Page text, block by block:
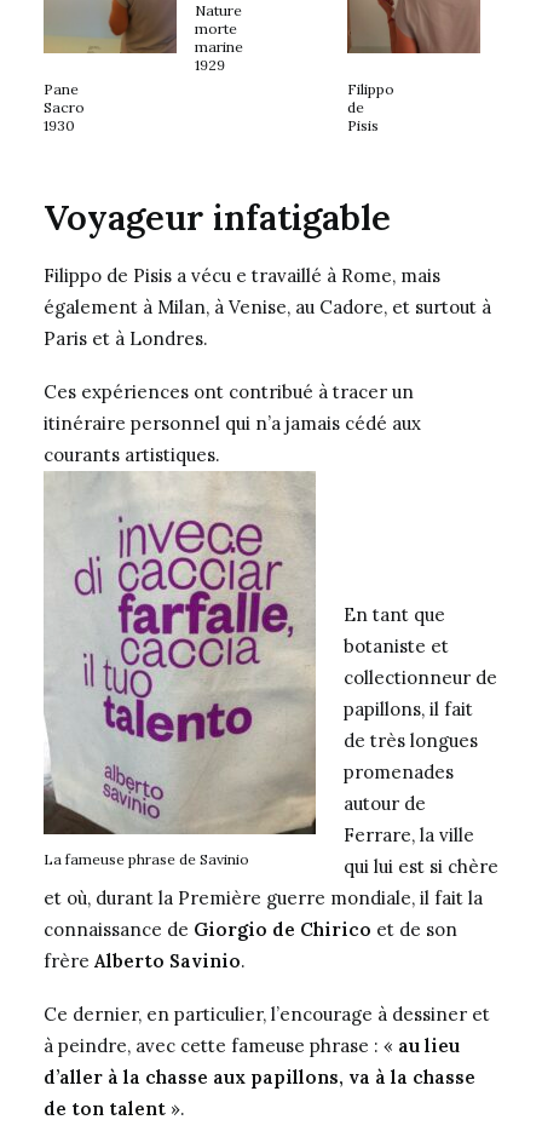
Pane
Sacro
1930
Nature
morte
marine
1929
Filippo
de
Pisis
Voyageur infatigable
Filippo de Pisis a vécu e travaillé à Rome, mais
également à Milan, à Venise, au Cadore, et surtout à
Paris et à Londres.
Ces expériences ont contribué à tracer un
itinéraire personnel qui n’a jamais cédé aux
courants artistiques.
La fameuse phrase de Savinio
En tant que
botaniste et
collectionneur de
papillons, il fait
de très longues
promenades
autour de
Ferrare, la ville
qui lui est si chère
et où, durant la Première guerre mondiale, il fait la
connaissance de Giorgio de Chirico et de son
frère Alberto Savinio.
Ce dernier, en particulier, l’encourage à dessiner et
à peindre, avec cette fameuse phrase : « au lieu
d’aller à la chasse aux papillons, va à la chasse
de ton talent ».